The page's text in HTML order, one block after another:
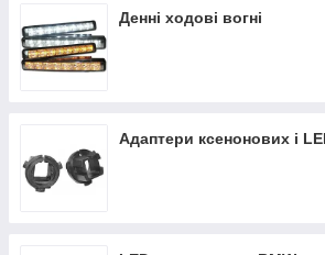
Денні ходові вогні
Адаптери ксенонових і